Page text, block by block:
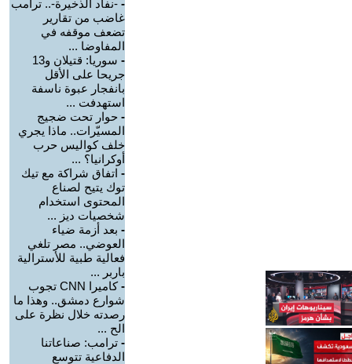
- -نفاد الذخيرة-.. ترامب
غاضب من تقارير
تضعف موقفه في
المفاوضا ...
-
سوريا: قتيلان و13
جريحا على الأقل
بانفجار عبوة ناسفة
استهدفت ...
- حوار تحت ضجيج
المسيّرات.. ماذا يجري
خلف كواليس حرب
أوكرانيا؟ ...
- اتفاق شراكة مع تيك
توك يتيح لصناع
المحتوى استخدام
شخصيات ديز ...
- بعد أزمة ضياء
العوضي.. مصر تلغي
فعالية طبية للأسترالية
باربر ...
-
كاميرا CNN تجوب
شوارع دمشق.. وهذا ما
رصدته خلال نظرة على
الح ...
- ترامب: صناعاتنا
الدفاعية تتوسع